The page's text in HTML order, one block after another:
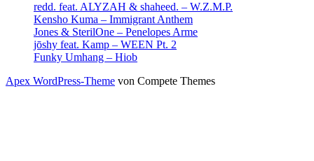
redd. feat. ALYZAH & shaheed. – W.Z.M.P.
Kensho Kuma – Immigrant Anthem
Jones & SterilOne – Penelopes Arme
jōshy feat. Kamp – WEEN Pt. 2
Funky Umhang – Hiob
Apex WordPress-Theme von Compete Themes